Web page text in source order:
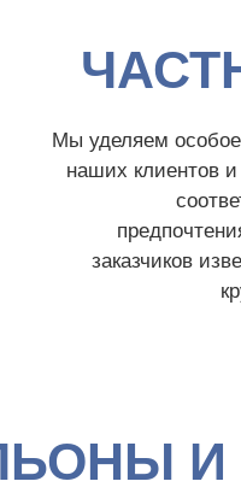
Мы уделяем
наших клиентов и
заказчиков